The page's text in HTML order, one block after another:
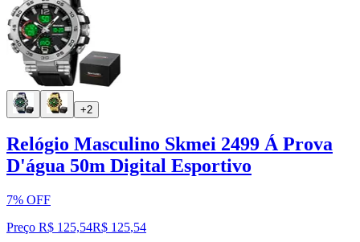
+2
Relógio Masculino Skmei 2499 Á Prova
D'água 50m Digital Esportivo
7% OFF
Preço R$ 125,54R$ 125,54